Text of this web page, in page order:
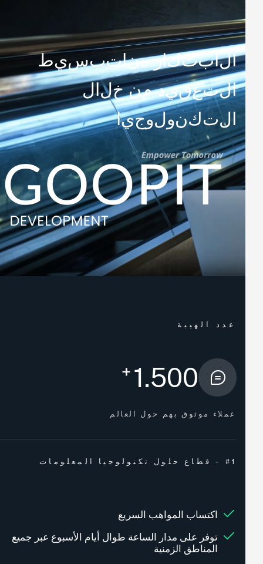
لابتكار هناتبسيط
لتعقيد من خلال
ل تكنولوجيا
عدد الهيبة
1.500
+
عملاء موثوق بهم حول العالم
اكتساب المواهب السريع
توفر على مدار الساعة طوال أيام الأسبوع عبر جميع
المناطق الزمنية